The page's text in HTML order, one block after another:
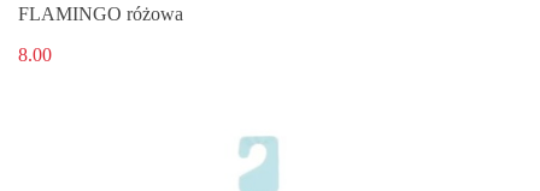
FLAMINGO różowa
8.00